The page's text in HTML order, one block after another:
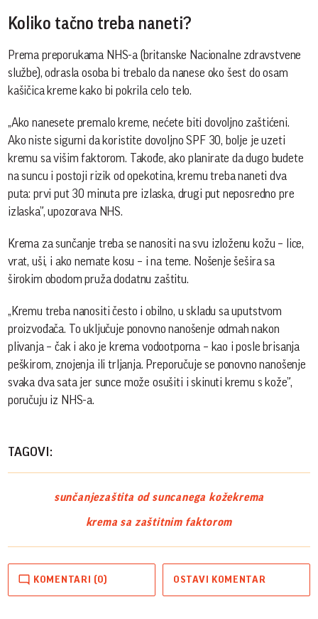
Koliko tačno treba naneti?
Prema preporukama NHS-a (britanske Nacionalne zdravstvene
službe), odrasla osoba bi trebalo da nanese oko šest do osam
kašičica kreme kako bi pokrila celo telo.
„Ako nanesete premalo kreme, nećete biti dovoljno zaštićeni.
Ako niste sigurni da koristite dovoljno SPF 30, bolje je uzeti
kremu sa višim faktorom. Takođe, ako planirate da dugo budete
na suncu i postoji rizik od opekotina, kremu treba naneti dva
puta: prvi put 30 minuta pre izlaska, drugi put neposredno pre
izlaska”, upozorava NHS.
Krema za sunčanje treba se nanositi na svu izloženu kožu – lice,
vrat, uši, i ako nemate kosu – i na teme. Nošenje šešira sa
širokim obodom pruža dodatnu zaštitu.
„Kremu treba nanositi često i obilno, u skladu sa uputstvom
proizvođača. To uključuje ponovno nanošenje odmah nakon
plivanja – čak i ako je krema vodootporna – kao i posle brisanja
peškirom, znojenja ili trljanja. Preporučuje se ponovno nanošenje
svaka dva sata jer sunce može osušiti i skinuti kremu s kože”,
poručuju iz NHS-a.
TAGOVI:
sunčanjezaštita od suncanega kožekrema
krema sa zaštitnim faktorom
KOMENTARI (0) OSTAVI KOMENTAR